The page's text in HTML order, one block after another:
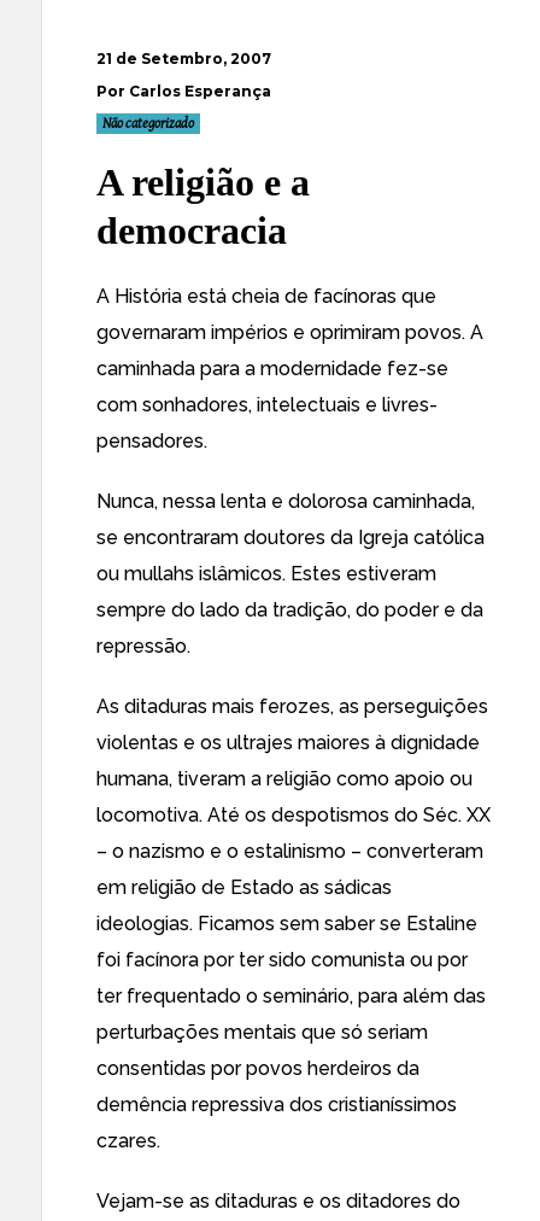
21 de Setembro, 2007
Por Carlos Esperança
Não categorizado
A religião e a
democracia
A História está cheia de facínoras que
governaram impérios e oprimiram povos. A
caminhada para a modernidade fez-se
com sonhadores, intelectuais e livres-
pensadores.
Nunca, nessa lenta e dolorosa caminhada,
se encontraram doutores da Igreja católica
ou mullahs islâmicos. Estes estiveram
sempre do lado da tradição, do poder e da
repressão.
As ditaduras mais ferozes, as perseguições
violentas e os ultrajes maiores à dignidade
humana, tiveram a religião como apoio ou
locomotiva. Até os despotismos do Séc. XX
– o nazismo e o estalinismo – converteram
em religião de Estado as sádicas
ideologias. Ficamos sem saber se Estaline
foi facínora por ter sido comunista ou por
ter frequentado o seminário, para além das
perturbações mentais que só seriam
consentidas por povos herdeiros da
demência repressiva dos cristianíssimos
czares.
Vejam-se as ditaduras e os ditadores do